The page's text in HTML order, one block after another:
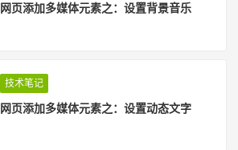
网页添加多媒体元素之：设置背景音乐
技术笔记
网页添加多媒体元素之：设置动态文字